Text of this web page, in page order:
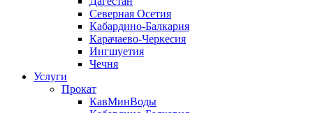
Северная Осетия
Кабардино-Балкария
Карачаево-Черкесия
Ингшуетия
Чечня
Услуги
Прокат
КавМинВоды